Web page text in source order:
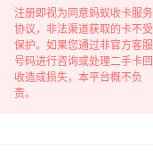
）
注册即视为同意蚂蚁收卡服务
协议，非法渠道获取的卡不受
保护。如果您通过非官方客服
号码进行咨询或处理二手卡回
收造成损失，本平台概不负
责。